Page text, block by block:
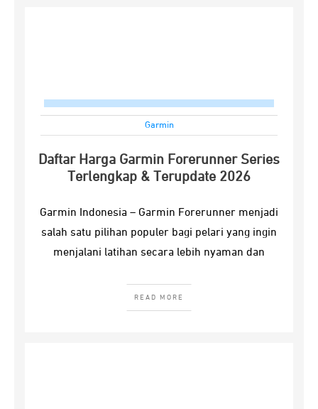
Garmin
Daftar Harga Garmin Forerunner Series
Terlengkap & Terupdate 2026
Garmin Indonesia – Garmin Forerunner menjadi
salah satu pilihan populer bagi pelari yang ingin
menjalani latihan secara lebih nyaman dan
READ MORE